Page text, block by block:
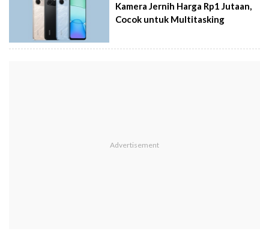
Kamera Jernih Harga Rp1 Jutaan,
Cocok untuk Multitasking